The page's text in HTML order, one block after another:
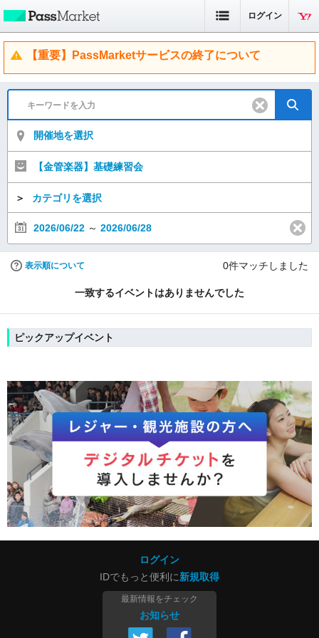
ログイン
【重要】PassMarketサービスの終了について
開催地を選択
【金管楽器】基礎練習会
＞ カテゴリを選択
2026/06/22 ～ 2026/06/28
表示順について 0件マッチしました
一致するイベントはありませんでした
ピックアップイベント
ログイン
IDでもっと便利に新規取得
最新情報をチェック
お知らせ